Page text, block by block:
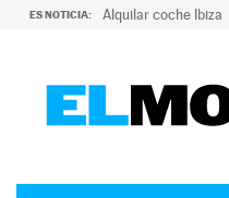
ES NOTICIA: Alquilar coche Ibiza
ELÉCTRICOS